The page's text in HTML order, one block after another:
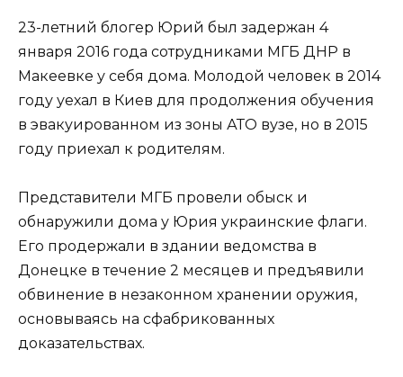
23-летний блогер Юрий был задержан 4
января 2016 года сотрудниками МГБ ДНР в
Макеевке у себя дома. Молодой человек в 2014
году уехал в Киев для продолжения обучения
в эвакуированном из зоны АТО вузе, но в 2015
году приехал к родителям.
Представители МГБ провели обыск и
обнаружили дома у Юрия украинские флаги.
Его продержали в здании ведомства в
Донецке в течение 2 месяцев и предъявили
обвинение в незаконном хранении оружия,
основываясь на сфабрикованных
доказательствах.